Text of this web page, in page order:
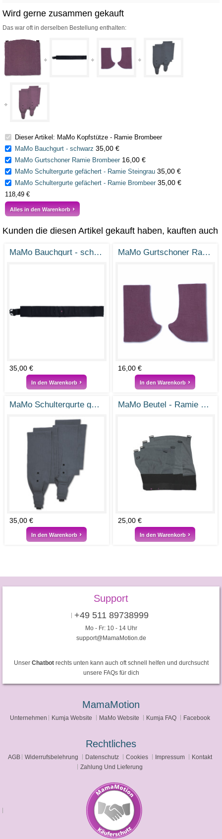
Wird gerne zusammen gekauft
Das war oft in derselben Bestellung enthalten:
Dieser Artikel: MaMo Kopfstütze - Ramie Brombeer
MaMo Bauchgurt - schwarz 35,00 €
MaMo Gurtschoner Ramie Brombeer 16,00 €
MaMo Schultergurte gefächert - Ramie Steingrau 35,00 €
MaMo Schultergurte gefächert - Ramie Brombeer 35,00 €
118,49 €
Alles in den Warenkorb
Kunden die diesen Artikel gekauft haben, kauften auch
MaMo Bauchgurt - schwarz
35,00 €
In den Warenkorb
MaMo Gurtschoner Ramie Brombeer
16,00 €
In den Warenkorb
MaMo Schultergurte gefächert - Ramie Steingrau
35,00 €
In den Warenkorb
MaMo Beutel - Ramie Steingrau
25,00 €
In den Warenkorb
Support
+49 511 89738999
Mo - Fr: 10 - 14 Uhr
support@MamaMotion.de
Unser Chatbotrechts unten kann auch oft schnell helfen und durchsucht
unsere FAQs für dich
MamaMotion
Unternehmen Kumja Website MaMo Website Kumja FAQ Facebook
Rechtliches
AGB Widerrufsbelehrung Datenschutz Cookies Impressum
Kontakt
Zahlung Und Lieferung